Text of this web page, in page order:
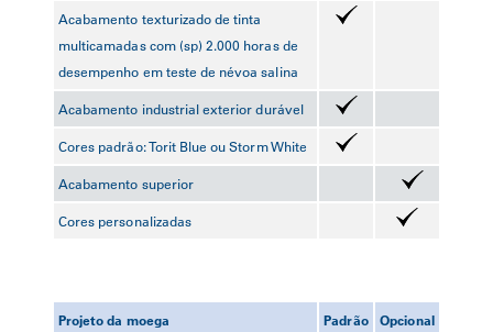
Acabamento texturizado de tinta
multicamadas com (sp) 2.000 horas de
desempenho em teste de névoa salina
Acabamento industrial exterior durável
Cores padrão: Torit Blue ou Storm White
Acabamento superior
Cores personalizadas
Projeto da moega Padrão Opcional